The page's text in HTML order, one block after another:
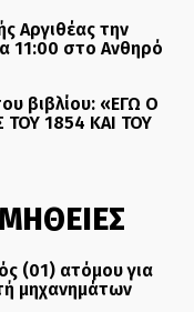
Αργιθέας την
11:00 στο Ανθηρό
βιβλίου: «ΕΓΩ Ο
ΤΟΥ 1854 ΚΑΙ ΤΟΥ
(01) ατόμου για
μηχανημάτων